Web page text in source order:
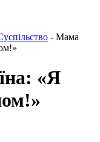
- Мама
«Я